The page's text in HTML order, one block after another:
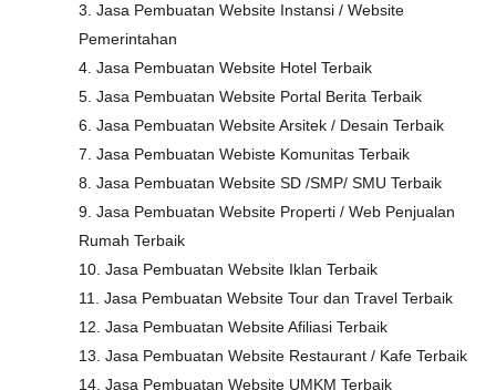
3. Jasa Pembuatan Website Instansi / Website
Pemerintahan
4. Jasa Pembuatan Website Hotel Terbaik
5. Jasa Pembuatan Website Portal Berita Terbaik
6. Jasa Pembuatan Website Arsitek / Desain Terbaik
7. Jasa Pembuatan Webiste Komunitas Terbaik
8. Jasa Pembuatan Website SD /SMP/ SMU Terbaik
9. Jasa Pembuatan Website Properti / Web Penjualan
Rumah Terbaik
10. Jasa Pembuatan Website Iklan Terbaik
11. Jasa Pembuatan Website Tour dan Travel Terbaik
12. Jasa Pembuatan Website Afiliasi Terbaik
13. Jasa Pembuatan Website Restaurant / Kafe Terbaik
14. Jasa Pembuatan Website UMKM Terbaik